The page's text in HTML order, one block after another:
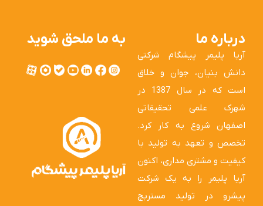
درباره ما
آریا پلیمر پیشگام شرکتی
دانش بنیان، جوان و خلاق
است که در سال 1387 در
شهرک علمی تحقیقاتی
اصفهان شروع به کار کرد.
تخصص و تعهد به تولید با
کیفیت و مشتری مداری، اکنون
آریا پلیمر را به یک شرکت
پیشرو در تولید مستربچ
به ما ملحق شوید